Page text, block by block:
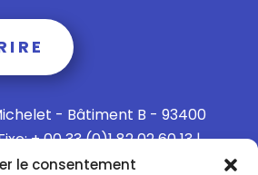
le consentement
- Bâtiment B - 93400
+ 00 33 (0)1 82 02 60 13 |
00 33 (0)6 15 73 65 40